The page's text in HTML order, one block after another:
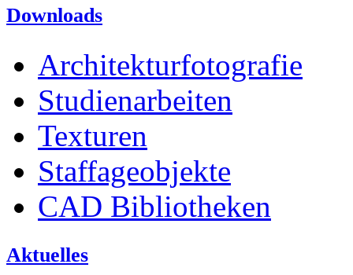
Downloads
Architekturfotografie
Studienarbeiten
Texturen
Staffageobjekte
CAD Bibliotheken
Aktuelles